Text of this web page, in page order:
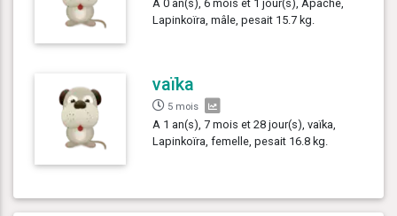
A 0 an(s), 6 mois et 1 jour(s), Apache,
Lapinkoïra, mâle, pesait 15.7 kg.
vaïka
5 mois
A 1 an(s), 7 mois et 28 jour(s), vaïka,
Lapinkoïra, femelle, pesait 16.8 kg.